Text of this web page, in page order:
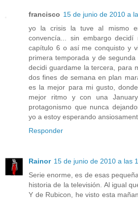
francisco 15 de junio de 2010 a
yo la crisis la tuve al mismo
convencía... sin embargo
capítulo 6 o así me conquisto y
primera temporada y de
decidi guardame la tercera, para
dos fines de semana en plan
es la mejor para mi gusto,
mejor ritmo y con una
protagonismo que nunca
yo a estoy esperando
Responder
Rainor 15 de junio de 2010 a las
Serie enorme, es de esas
historia de la televisión. Al igual
Y de Rubicon, he visto esta